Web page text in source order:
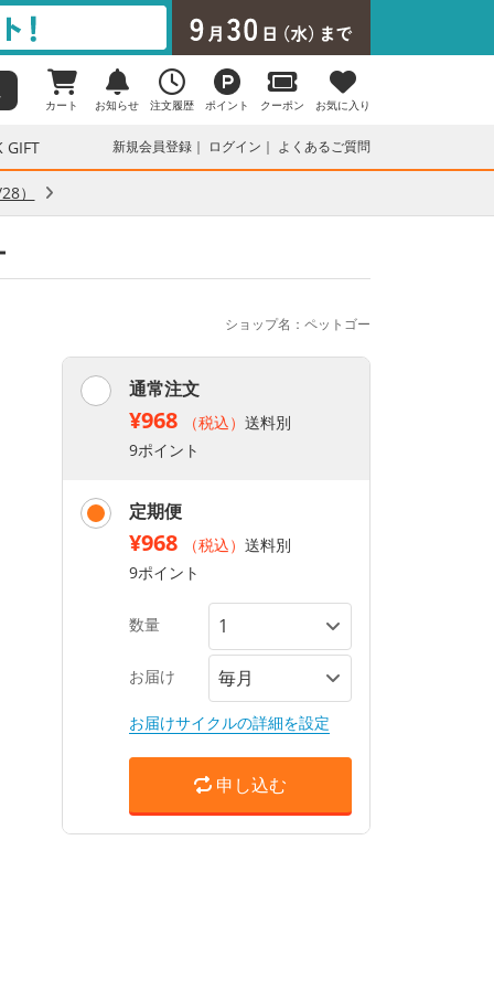
カート お知らせ 注文履歴 ポイント クーポン お気に入り
GIFT 新規会員登録 ログイン よくあるご質問
）
ショップ名：ペットゴー
通常注文
¥968 （税込） 送料別
9ポイント
定期便
¥968 （税込） 送料別
9ポイント
数量
お届け
お届けサイクルの詳細を設定
申し込む